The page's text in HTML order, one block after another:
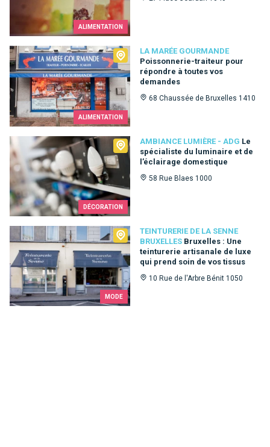
ALIMENTATION
ALIMENTATION
LA MARÉE GOURMANDE
Poissonnerie-traiteur pour
répondre à toutes vos
demandes
68 Chaussée de Bruxelles 1410
La Marée Gourmande
DÉCORATION
AMBIANCE LUMIÈRE - ADG Le
spécialiste du luminaire et de
l’éclairage domestique
58 Rue Blaes 1000
Ambiance Lumière - ADG
MODE
TEINTURERIE DE LA SENNE
BRUXELLES Bruxelles : Une
teinturerie artisanale de luxe
qui prend soin de vos tissus
10 Rue de l'Arbre Bénit 1050
Teinturerie de la Senne Bruxelles